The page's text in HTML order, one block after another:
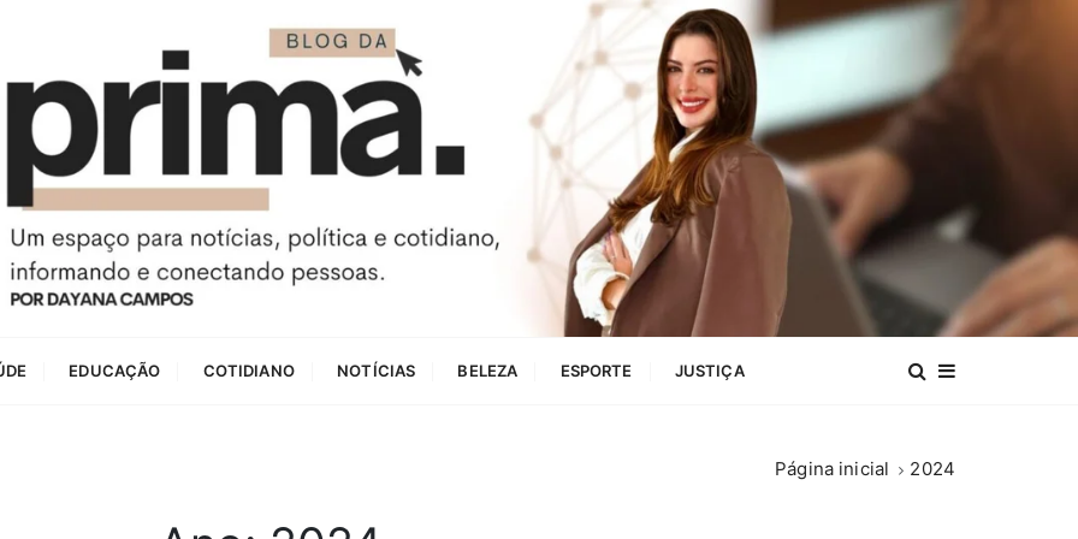
EDUCAÇÃO COTIDIANO NOTÍCIAS BELEZA ESPORTE JUSTIÇA
Página inicial 2024